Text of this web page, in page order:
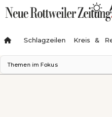
Schlagzeilen Kreis &
Themen im Fokus